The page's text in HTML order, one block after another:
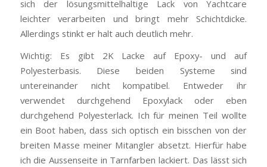
sich der lösungsmittelhaltige Lack von Yachtcare
leichter verarbeiten und bringt mehr Schichtdicke.
Allerdings stinkt er halt auch deutlich mehr.
Wichtig: Es gibt 2K Lacke auf Epoxy- und auf
Polyesterbasis. Diese beiden Systeme sind
untereinander nicht kompatibel. Entweder ihr
verwendet durchgehend Epoxylack oder eben
durchgehend Polyesterlack. Ich für meinen Teil wollte
ein Boot haben, dass sich optisch ein bisschen von der
breiten Masse meiner Mitangler absetzt. Hierfür habe
ich die Aussenseite in Tarnfarben lackiert. Das lässt sich